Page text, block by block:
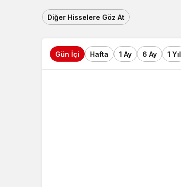
Diğer Hisselere Göz At
Gün İçi Hafta 1 Ay 6 Ay 1 Yıl